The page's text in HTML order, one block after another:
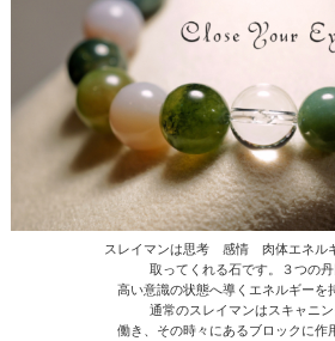
スレイマンは思考 感情 肉体エネル
取ってくれる石です。３つの
高い意識の状態へ導くエネルギーを
通常のスレイマンはスキャニ
働き、その時々にあるブロックに作